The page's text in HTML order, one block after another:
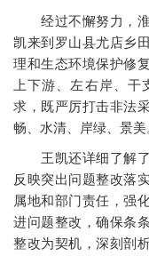
经过不懈努力，淮
凯来到罗山县尤店乡
理和生态环境保护修
上下游、左右岸、
求，既严厉打击非法
畅、水清、岸绿、景美
王凯还详细了解了
反映突出问题整改落
属地和部门责任，强
进问题整改，确保条
整改为契机，深刻剖